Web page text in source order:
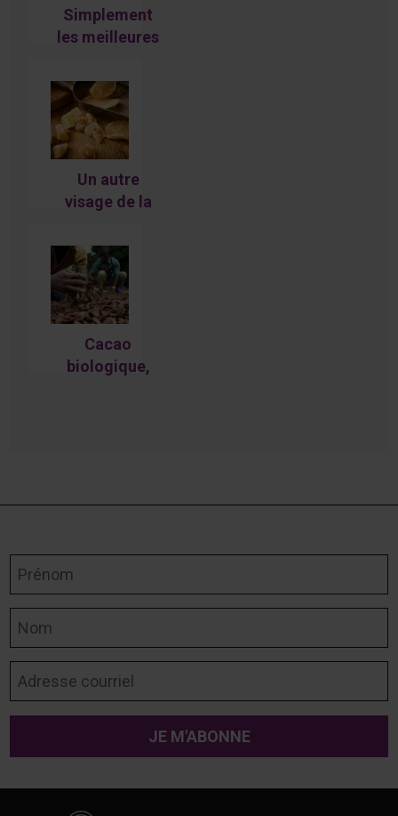
Simplement
les meilleures
séchées du
monde
Un autre
visage de la
gingembre
confit
équitable
Cacao
biologique,